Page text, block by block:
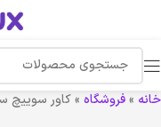
خانه »فروشگاه »کاور سوییچ